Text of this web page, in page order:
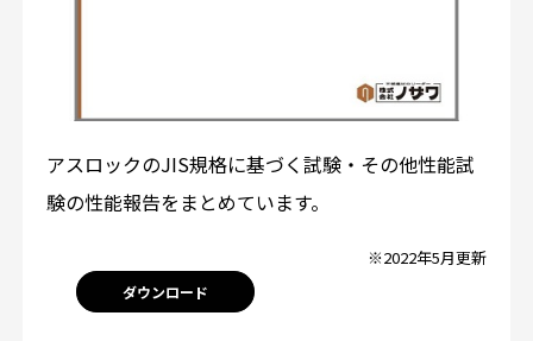
アスロックのJIS規格に基づく試験・その他性能試
験の性能報告をまとめています。
※2022年5月更新
ダウンロード